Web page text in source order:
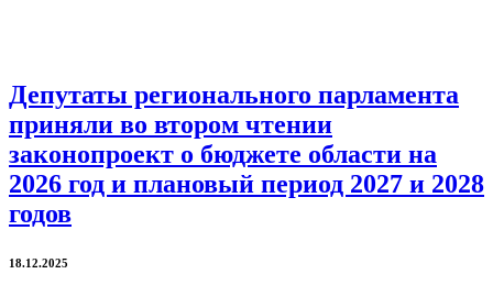
Депутаты регионального парламента
приняли во втором чтении
законопроект о бюджете области на
2026 год и плановый период 2027 и 2028
годов
18.12.2025